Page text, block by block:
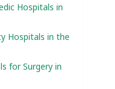
Hospitals in
Hospitals in the
for Surgery in